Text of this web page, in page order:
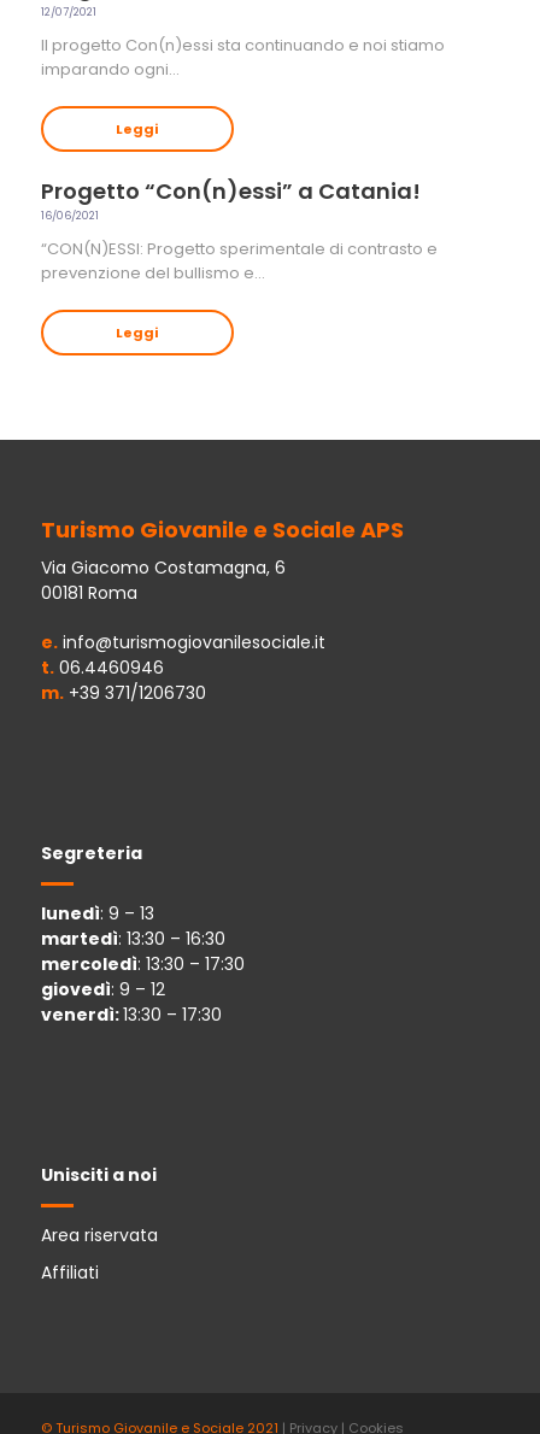
12/07/2021
Il progetto Con(n)essi sta continuando e noi stiamo
imparando ogni…
Leggi
Progetto “Con(n)essi” a Catania!
16/06/2021
“CON(N)ESSI: Progetto sperimentale di contrasto e
prevenzione del bullismo e…
Leggi
Turismo Giovanile e Sociale APS
Via Giacomo Costamagna, 6
00181 Roma
e.info@turismogiovanilesociale.it
t.06.4460946
m.+39 371/1206730
Segreteria
lunedì: 9 – 13
martedì: 13:30 – 16:30
mercoledì: 13:30 – 17:30
giovedì: 9 – 12
venerdì:13:30 – 17:30
Unisciti a noi
Area riservata
Affiliati
© Turismo Giovanile e Sociale 2021 | Privacy | Cookies